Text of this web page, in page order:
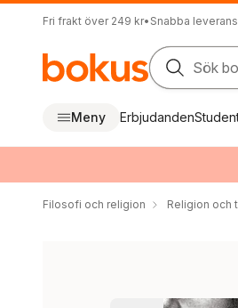
Fri frakt över 249 kr• Snabba
Sök
Meny Erbjudanden
Filosofi och religion Religion och